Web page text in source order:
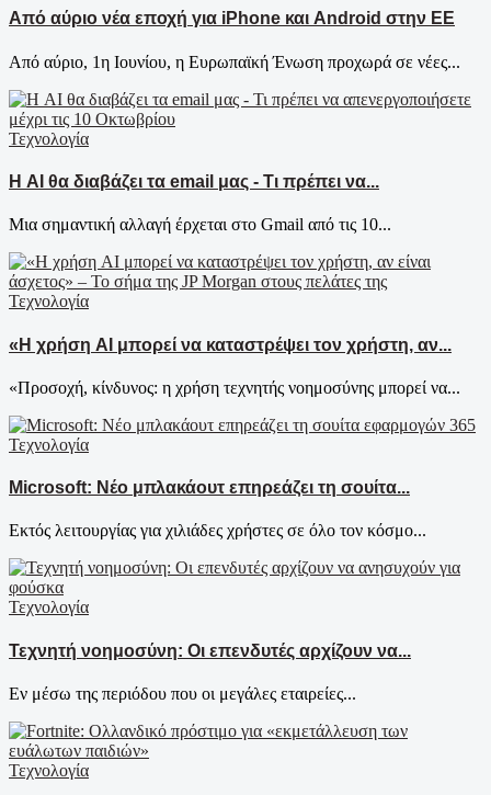
Από αύριο νέα εποχή για iPhone και Android στην ΕΕ
Από αύριο, 1η Ιουνίου, η Ευρωπαϊκή Ένωση προχωρά σε νέες...
Τεχνολογία
Η AI θα διαβάζει τα email μας - Τι πρέπει να...
Μια σημαντική αλλαγή έρχεται στο Gmail από τις 10...
Τεχνολογία
«Η χρήση AI μπορεί να καταστρέψει τον χρήστη, αν...
«Προσοχή, κίνδυνος: η χρήση τεχνητής νοημοσύνης μπορεί να...
Τεχνολογία
Microsoft: Νέο μπλακάουτ επηρεάζει τη σουίτα...
Εκτός λειτουργίας για χιλιάδες χρήστες σε όλο τον κόσμο...
Τεχνολογία
Τεχνητή νοημοσύνη: Οι επενδυτές αρχίζουν να...
Εν μέσω της περιόδου που οι μεγάλες εταιρείες...
Τεχνολογία